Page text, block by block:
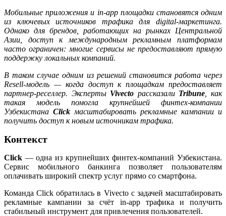
Мобильные приложения и in-app площадки становятся одним
из ключевых источников трафика для digital-маркетинга.
Однако для брендов, работающих на рынках Центральной
Азии, доступ к международным рекламным платформам
часто ограничен: многие сервисы не предоставляют прямую
поддержку локальных компаний.
В таком случае одним из решений становится работа через
Resell-модель — когда доступ к площадкам предоставляет
партнер-реселлер. Эксперты Vivecto рассказали Tribune , как
такая модель помогла крупнейшей финтех-компании
Узбекистана Click масштабировать рекламные кампании и
получить доступ к новым источникам трафика.
Контекст
Click — одна из крупнейших финтех-компаний Узбекистана.
Сервис мобильного банкинга позволяет пользователям
оплачивать широкий спектр услуг прямо со смартфона.
Команда Click обратилась в Vivecto с задачей масштабировать
рекламные кампании за счёт in-app трафика и получить
стабильный инструмент для привлечения пользователей.